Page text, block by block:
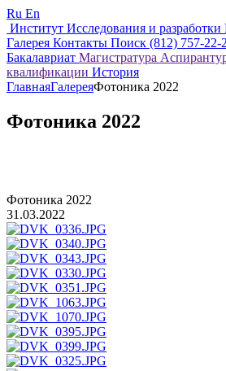
Ru En
Институт Исследования и разработки
Галерея Контакты Поиск (812) 757-22-
Бакалавриат Магистратура
квалификации История
ГлавнаяГалереяФотоника 2022
Фотоника 2022
Фотоника 2022
31.03.2022